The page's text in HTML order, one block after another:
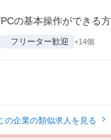
の基本操作ができる方
フリーター歓迎 +14個
の企業の類似求人を見る